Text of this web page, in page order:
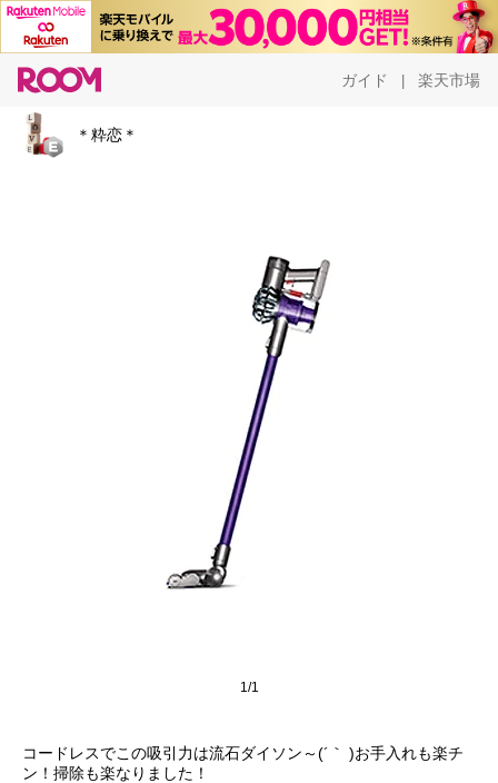
ガイド 楽天市場
＊粋恋＊
1/1
コードレスでこの吸引力は流石ダイソン～(´｀ )お手入れも楽チ
ン！掃除も楽なりました！